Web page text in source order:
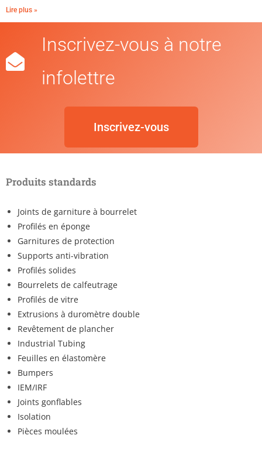
Lire plus »
Inscrivez-vous à notre
infolettre
Inscrivez-vous
Produits standards
Joints de garniture à bourrelet
Profilés en éponge
Garnitures de protection
Supports anti-vibration
Profilés solides
Bourrelets de calfeutrage
Profilés de vitre
Extrusions à duromètre double
Revêtement de plancher
Industrial Tubing
Feuilles en élastomère
Bumpers
IEM/IRF
Joints gonflables
Isolation
Pièces moulées